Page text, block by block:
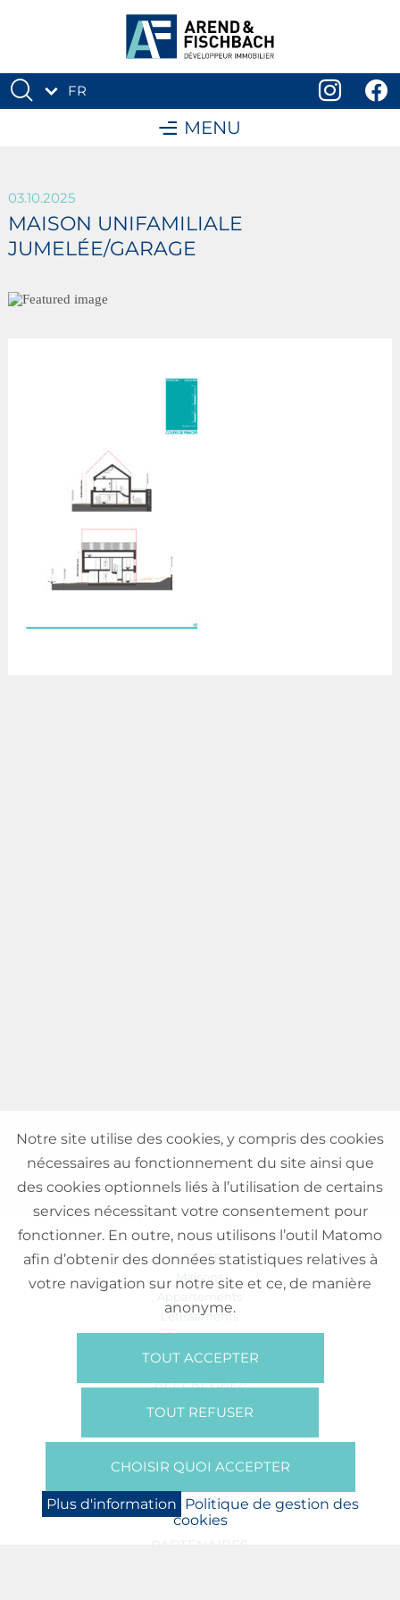
FR
MENU
03.10.2025
MAISON UNIFAMILIALE
JUMELÉE/GARAGE
VENTE
Maisons
Appartements
Lotissements
Commerces
Bureaux
RÉFÉRENCES
SUR NOUS
Presse
BOOKING
NEWS
PARTENAIRES
Notre site utilise des cookies, y compris des cookies
nécessaires au fonctionnement du site ainsi que
des cookies optionnels liés à l’utilisation de certains
services nécessitant votre consentement pour
fonctionner. En outre, nous utilisons l’outil Matomo
afin d’obtenir des données statistiques relatives à
votre navigation sur notre site et ce, de manière
anonyme.
TOUT ACCEPTER
TOUT REFUSER
CHOISIR QUOI ACCEPTER
Plus d'information Politique de gestion des
cookies